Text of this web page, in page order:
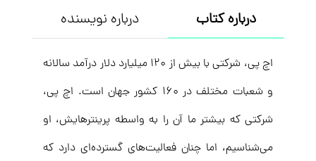
درباره کتاب درباره نویسنده
اچ پی، شرکتی با بیش از ۱۲۰ میلیارد دلار درآمد سالانه
و شعبات مختلف در ۱۶۰ کشور جهان است. اچ پی،
شرکتی که بیشتر ما آن را به واسطه پرینترهایش، او
می‌شناسیم، اما چنان فعالیت‌های گسترده‌ای دارد که